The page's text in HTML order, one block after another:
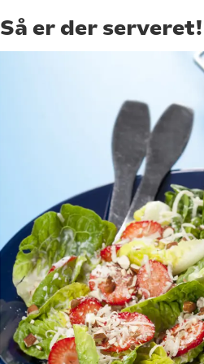
Så er der serveret!